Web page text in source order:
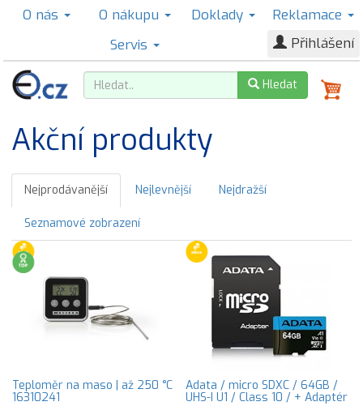
O nás O nákupu Doklady
Reklamace
Servis
Přihlášení
Hledat
Akční produkty
Nejprodávanější Nejlevnější Nejdražší
Seznamové zobrazení
Teploměr na maso | až 250 °C
16310241
Adata / micro SDXC / 64GB /
UHS-I U1 / Class 10 / + Adaptér